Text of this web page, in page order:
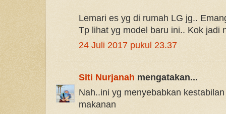
Lemari es yg di rumah LG jg..
Tp lihat yg model baru ini.. Kok jadi
24 Juli 2017 pukul 23.37
Siti Nurjanah mengatakan...
Nah..ini yg menyebabkan
makanan